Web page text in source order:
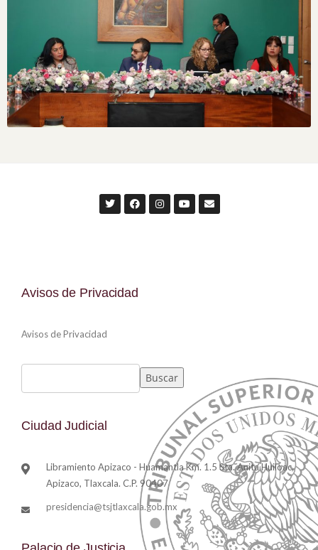
Avisos de Privacidad
Avisos de Privacidad
Buscar
Ciudad Judicial
Libramiento Apizaco - Huamantla Km. 1.5 Sta. Anita Huiloac,
Apizaco, Tlaxcala. C.P. 90407
presidencia@tsjtlaxcala.gob.mx